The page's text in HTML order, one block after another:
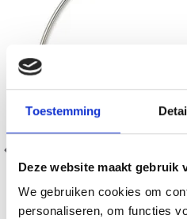
Toestemming
Deze website maakt gebruik
We gebruiken cookies om
personaliseren, om functies